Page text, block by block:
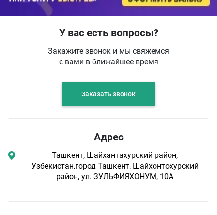
У вас есть вопросы?
Закажите звонок и мы свяжемся
с вами в ближайшее время
Заказать звонок
Адрес
Ташкент, Шайхантахурский район,
Узбекистан,город Ташкент, Шайхонтохурский
район, ул. ЗУЛЬФИЯХОНУМ, 10А